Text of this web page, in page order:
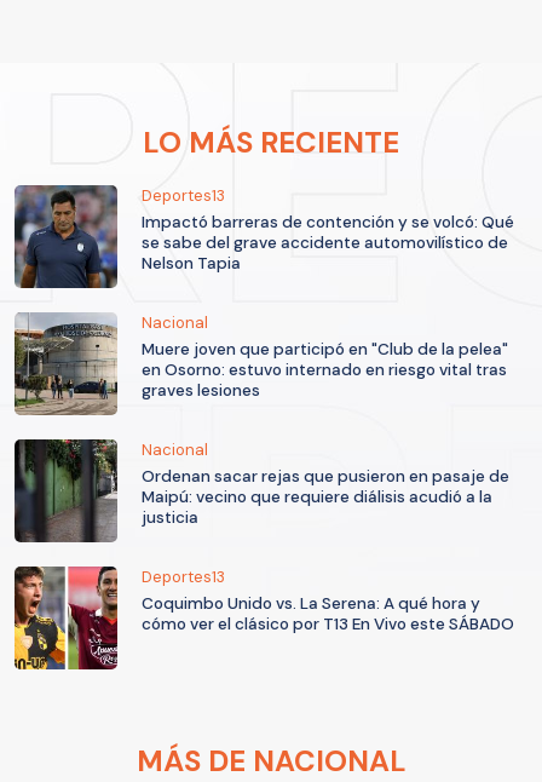
LO MÁS RECIENTE
Deportes13
Impactó barreras de contención y se volcó: Qué
se sabe del grave accidente automovilístico de
Nelson Tapia
Nacional
Muere joven que participó en "Club de la pelea"
en Osorno: estuvo internado en riesgo vital tras
graves lesiones
Nacional
Ordenan sacar rejas que pusieron en pasaje de
Maipú: vecino que requiere diálisis acudió a la
justicia
Deportes13
Coquimbo Unido vs. La Serena: A qué hora y
cómo ver el clásico por T13 En Vivo este SÁBADO
MÁS DE NACIONAL